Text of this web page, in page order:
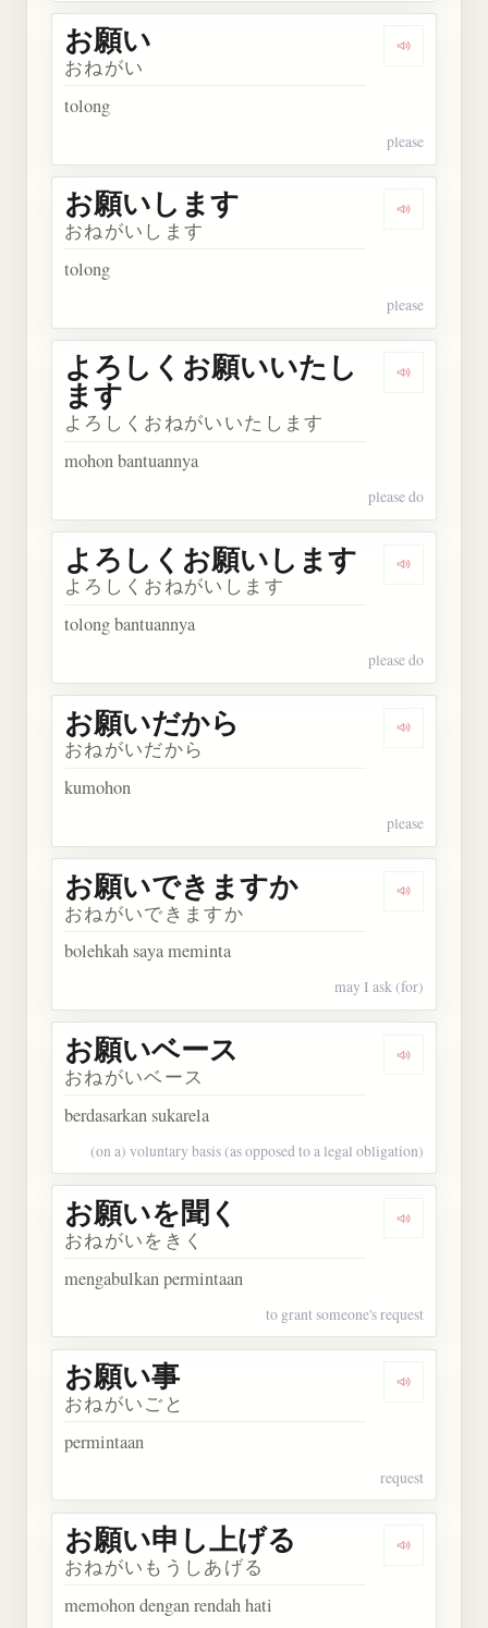
Dengarkan
お願い
おねがい
tolong
please
Dengarkan
お願いします
おねがいします
tolong
please
よろしくお願いいたし
ます
よろしくおねがいいたします
mohon bantuannya
please do
Dengarkan
よろしくお願いします
よろしくおねがいします
tolong bantuannya
please do
Dengarkan
お願いだから
おねがいだから
kumohon
please
Dengarkan
お願いできますか
おねがいできますか
bolehkah saya meminta
may I ask (for)
Dengarkan
お願いベース
おねがいベース
berdasarkan sukarela
(on a) voluntary basis (as opposed to a legal obligation)
Dengarkan
お願いを聞く
おねがいをきく
mengabulkan permintaan
to grant someone's request
Dengarkan
お願い事
おねがいごと
permintaan
request
Dengarkan
お願い申し上げる
おねがいもうしあげる
memohon dengan rendah hati